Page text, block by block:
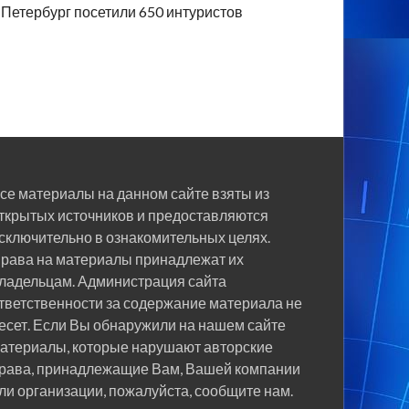
Петербург посетили 650 интуристов
материалы на данном сайте взяты из
источников и предоставляются
в ознакомительных целях.
на материалы принадлежат их
Администрация сайта
за содержание материала не
Если Вы обнаружили на нашем сайте
которые нарушают авторские
принадлежащие Вам, Вашей компании
организации, пожалуйста, сообщите нам.